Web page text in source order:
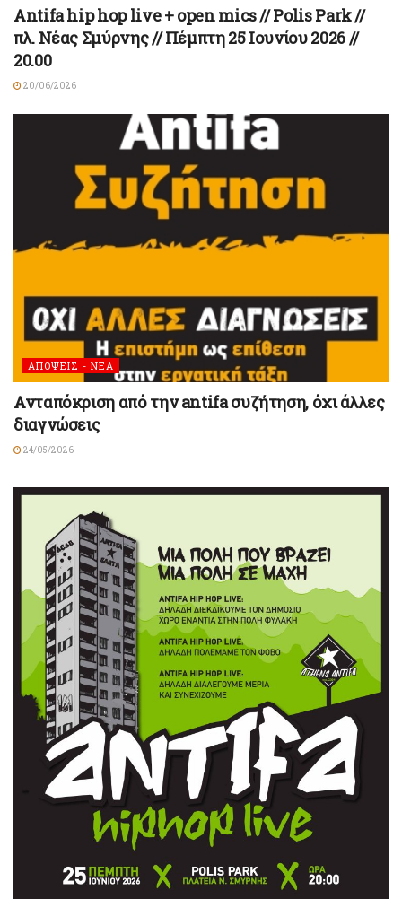
Antifa hip hop live + open mics // Polis Park //
πλ. Νέας Σμύρνης // Πέμπτη 25 Ιουνίου 2026 //
20.00
20/06/2026
ΑΠΟΨΕΙΣ - ΝΕΑ
Ανταπόκριση από την antifa συζήτηση, όχι άλλες
διαγνώσεις
24/05/2026